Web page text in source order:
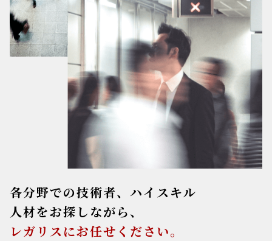
各分野での技術者、ハイスキル
人材をお探しながら、
レガリスにお任せください。